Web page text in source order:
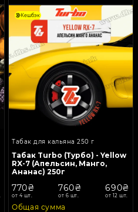
Кешбэк
Табак для кальяна 250 г
Табак Turbo (Турбо) - Yellow
RX-7 (Апельсин, Манго,
Ананас) 250г
770₴
от 4 шт.
760₴
от 6 шт.
690₴
от 12 шт.
Общая сумма